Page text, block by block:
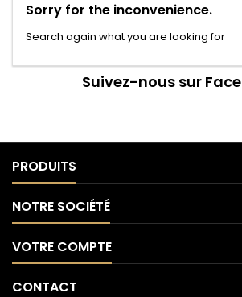
Sorry for the inconvenience.
Search again what you are looking for
Suivez-nous sur
PRODUITS
NOTRE SOCIÉTÉ
VOTRE COMPTE
CONTACT